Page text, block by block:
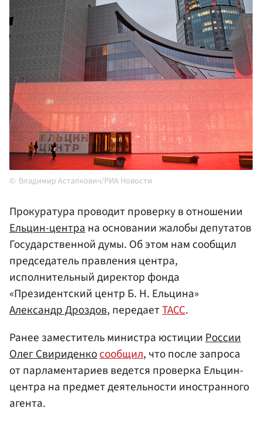
Владимир Астапкович/РИА Новости
Прокуратура проводит проверку в отношении
Ельцин-центрана основании жалобы депутатов
Государственной думы. Об этом нам сообщил
председатель правления центра,
исполнительный директор фонда
«Президентский центр Б. Н. Ельцина»
Александр Дроздов, передаетТАСС.
Ранее заместитель министра юстицииРоссии
Олег Свириденкосообщил, что после запроса
от парламентариев ведется проверка Ельцин-
центра на предмет деятельности иностранного
агента.